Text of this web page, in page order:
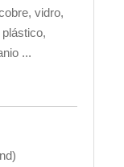
vidro,
...